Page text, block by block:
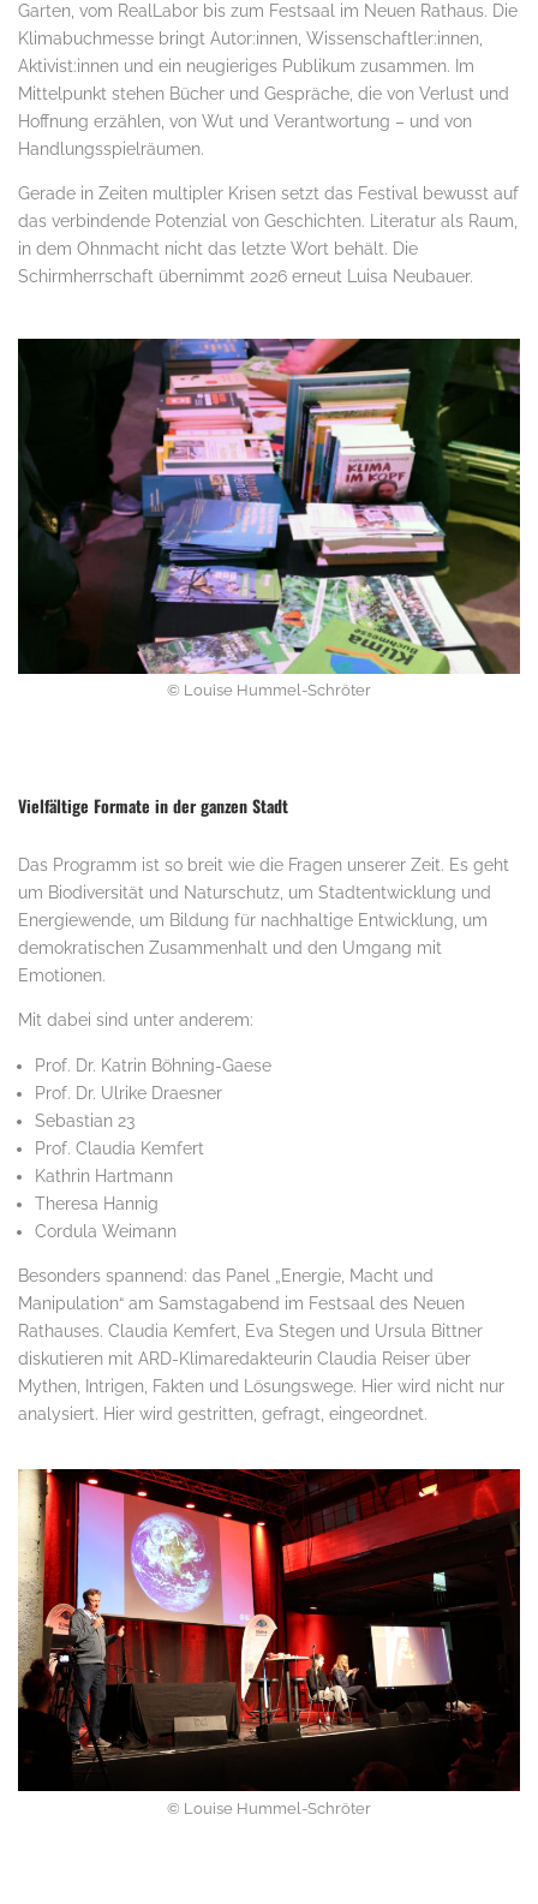
Garten, vom RealLabor bis zum Festsaal im Neuen Rathaus. Die
Klimabuchmesse bringt Autor:innen, Wissenschaftler:innen,
Aktivist:innen und ein neugieriges Publikum zusammen. Im
Mittelpunkt stehen Bücher und Gespräche, die von Verlust und
Hoffnung erzählen, von Wut und Verantwortung – und von
Handlungsspielräumen.
Gerade in Zeiten multipler Krisen setzt das Festival bewusst auf
das verbindende Potenzial von Geschichten. Literatur als Raum,
in dem Ohnmacht nicht das letzte Wort behält. Die
Schirmherrschaft übernimmt 2026 erneut Luisa Neubauer.
© Louise Hummel-Schröter
Vielfältige Formate in der ganzen Stadt
Das Programm ist so breit wie die Fragen unserer Zeit. Es geht
um Biodiversität und Naturschutz, um Stadtentwicklung und
Energiewende, um Bildung für nachhaltige Entwicklung, um
demokratischen Zusammenhalt und den Umgang mit
Emotionen.
Mit dabei sind unter anderem:
Prof. Dr. Katrin Böhning-Gaese
Prof. Dr. Ulrike Draesner
Sebastian 23
Prof. Claudia Kemfert
Kathrin Hartmann
Theresa Hannig
Cordula Weimann
Besonders spannend: das Panel „Energie, Macht und
Manipulation“ am Samstagabend im Festsaal des Neuen
Rathauses. Claudia Kemfert, Eva Stegen und Ursula Bittner
diskutieren mit ARD-Klimaredakteurin Claudia Reiser über
Mythen, Intrigen, Fakten und Lösungswege. Hier wird nicht nur
analysiert. Hier wird gestritten, gefragt, eingeordnet.
© Louise Hummel-Schröter